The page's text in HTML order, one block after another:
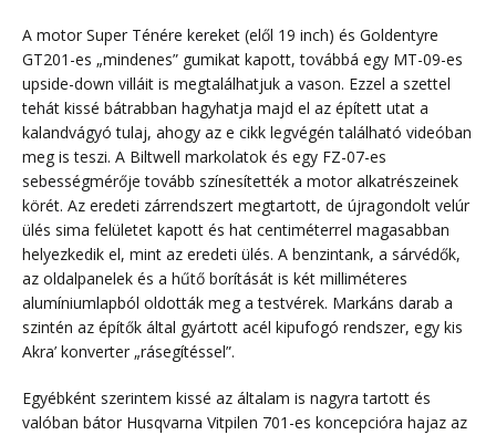
A motor Super Ténére kereket (elől 19 inch) és Goldentyre
GT201-es „mindenes” gumikat kapott, továbbá egy MT-09-es
upside-down villáit is megtalálhatjuk a vason. Ezzel a szettel
tehát kissé bátrabban hagyhatja majd el az épített utat a
kalandvágyó tulaj, ahogy az e cikk legvégén található videóban
meg is teszi. A Biltwell markolatok és egy FZ-07-es
sebességmérője tovább színesítették a motor alkatrészeinek
körét. Az eredeti zárrendszert megtartott, de újragondolt velúr
ülés sima felületet kapott és hat centiméterrel magasabban
helyezkedik el, mint az eredeti ülés. A benzintank, a sárvédők,
az oldalpanelek és a hűtő borítását is két milliméteres
alumíniumlapból oldották meg a testvérek. Markáns darab a
szintén az építők által gyártott acél kipufogó rendszer, egy kis
Akra’ konverter „rásegítéssel”.
Egyébként szerintem kissé az általam is nagyra tartott és
valóban bátor Husqvarna Vitpilen 701-es koncepcióra hajaz az